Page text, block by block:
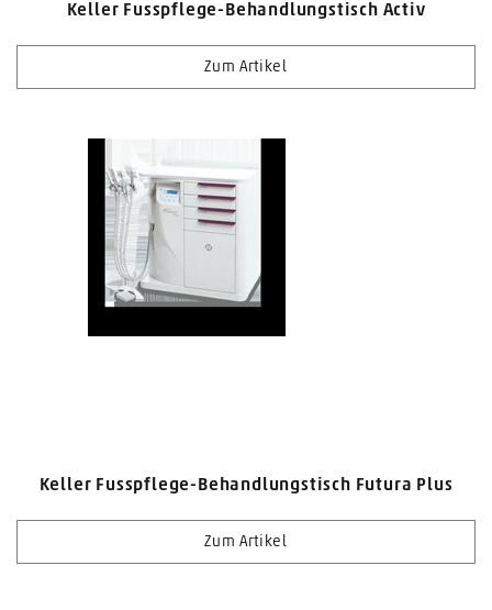
Keller Fusspflege-Behandlungstisch Activ
Zum Artikel
Keller Fusspflege-Behandlungstisch Futura Plus
Zum Artikel